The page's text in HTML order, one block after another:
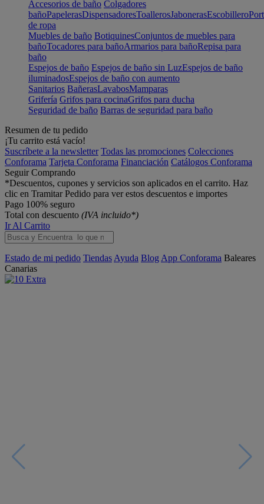
Accesorios de baño Colgadores
bañoPapelerasDispensadoresToallerosJabonerasEscobillero
de ropa
Muebles de baño BotiquinesConjuntos de muebles para
bañoTocadores para bañoArmarios para bañoRepisa para
baño
Espejos de baño Espejos de baño sin LuzEspejos de baño
iluminadosEspejos de baño con aumento
Sanitarios BañerasLavabosMamparas
Grifería Grifos para cocinaGrifos para ducha
Seguridad de baño Barras de seguridad para baño
Resumen de tu pedido
¡Tu carrito está vacío!
Suscríbete a la newsletter Todas las promociones Colecciones
Conforama Tarjeta Conforama Financiación Catálogos Conforama
Seguir Comprando
*Descuentos, cupones y servicios son aplicados en el carrito. Haz
clic en Tramitar Pedido para ver estos descuentos e importes
Pago 100% seguro
Total con descuento (IVA incluido*)
Ir Al Carrito
Estado de mi pedido Tiendas Ayuda Blog App Conforama Baleares
Canarias